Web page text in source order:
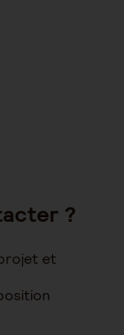
?
et